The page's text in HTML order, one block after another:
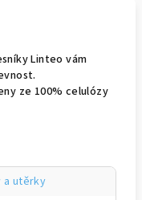
Linteo vám
ze 100% celulózy
a utěrky